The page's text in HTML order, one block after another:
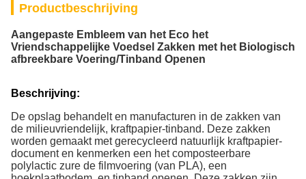
Productbeschrijving
Aangepaste Embleem van het Eco het
Vriendschappelijke Voedsel Zakken met het Biologisch
afbreekbare Voering/Tinband Openen
Beschrijving:
De opslag behandelt en manufacturen in de zakken van
de milieuvriendelijk, kraftpapier-tinband. Deze zakken
worden gemaakt met gerecycleerd natuurlijk kraftpapier-
document en kenmerken een het composteerbare
polylactic zure de filmvoering (van PLA), een